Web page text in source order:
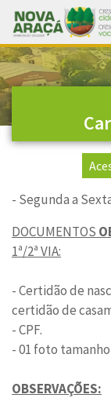
Ir para conteúdo
Conteúdo Principal
- Segunda a
DOCUMENTOS
1ª/2ª VIA:
- Certidão de
certidão de
- CPF.
- 01 foto tamanho
OBSERVAÇÕES: